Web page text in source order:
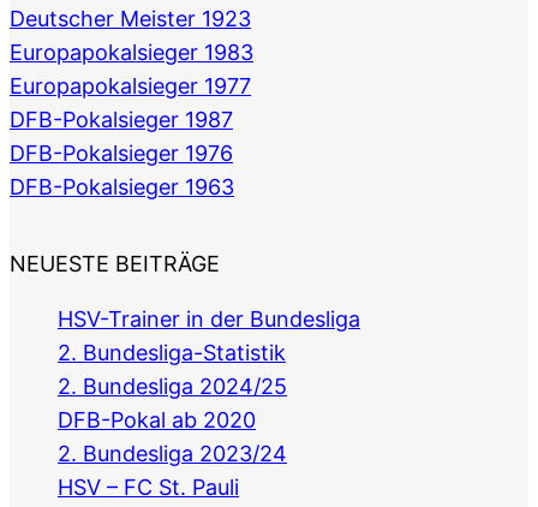
Deutscher Meister 1923
Europapokalsieger 1983
Europapokalsieger 1977
DFB-Pokalsieger 1987
DFB-Pokalsieger 1976
DFB-Pokalsieger 1963
NEUESTE BEITRÄGE
HSV-Trainer in der Bundesliga
2. Bundesliga-Statistik
2. Bundesliga 2024/25
DFB-Pokal ab 2020
2. Bundesliga 2023/24
HSV – FC St. Pauli